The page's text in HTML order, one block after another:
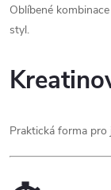
Oblíbené
styl.
Praktická forma